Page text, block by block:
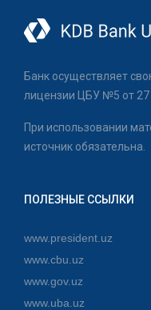
Банк осуществляет
лицензии ЦБУ №5 от 27
При использовании
источник обязательна.
ПОЛЕЗНЫЕ ССЫЛКИ
www.president.uz
www.cbu.uz
www.gov.uz
www.uba.uz